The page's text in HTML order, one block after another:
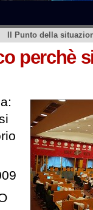
Il Punto della
perchè